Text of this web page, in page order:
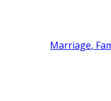
Marriage,